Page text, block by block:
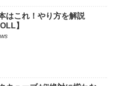
はこれ！やり方を解説
】